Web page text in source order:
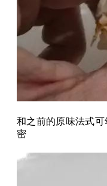
和之前的原味法式
密